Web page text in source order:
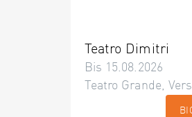
Teatro Dimitri
Bis 15.08.2026
Teatro Grande,